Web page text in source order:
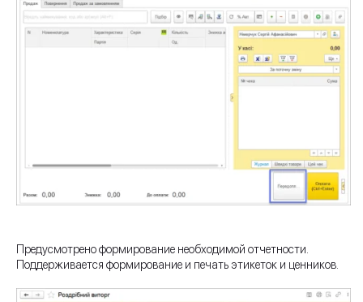
Предусмотрено формирование необходимой отчетности.
Поддерживается формирование и печать этикеток и ценников.